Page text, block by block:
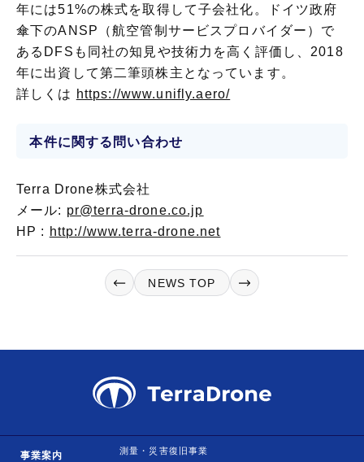
年には51%の株式を取得して子会社化。ドイツ政府
傘下のANSP（航空管制サービスプロバイダー）で
あるDFSも同社の知見や技術力を高く評価し、2018
年に出資して第二筆頭株主となっています。
詳しくは https://www.unifly.aero/
本件に関する問い合わせ
Terra Drone株式会社
メール: pr@terra-drone.co.jp
HP : http://www.terra-drone.net
NEWS TOP
事業案内 測量・災害復旧事業